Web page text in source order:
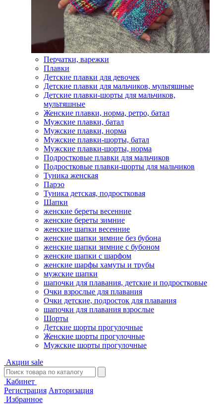
Перчатки, варежки
Плавки
Детские плавки для девочек
Детские плавки для мальчиков, мультяшные
Детские плавки-шорты для мальчиков,
мультяшные
Женские плавки, норма, ретро, батал
Мужские плавки, батал
Мужские плавки, норма
Мужские плавки-шорты, батал
Мужские плавки-шорты, норма
Подростковые плавки для мальчиков
Подростковые плавки-шорты для мальчиков
Туникa женская
Парэо
Туника детская, подростковая
Шапки
женские береты весенние
женские береты зимние
женские шапки весенние
женские шапки зимние без бубона
женские шапки зимние с бубоном
женские шапки с шарфом
женские шарфы хамуты и трубы
мужские шапки
шапочки для плавания, детские и подростковые
Очки взрослые для плавания
Очки детские, подросток для плавания
шапочки для плавания взрослые
Шорты
Детские шорты прогулочные
Женские шорты прогулочные
Мужские шорты прогулочные
Акции sale
Кабинет
Регистрация Авторизация
Избранное